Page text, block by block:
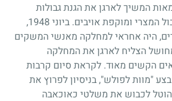
המשיך לארגן את הגנת גבולות
המצרי ומוקפת אויבים. ביוני 1948
,
היה אחראי למחלקה מאנשי המשקים
הצליח לארגן את המחלקה
הקשים מאוד. לקראת סיום קרבות
"מוות לפולש", בניסיון לפרוץ את
הוטל לכבוש את משלטי כאוכאבה